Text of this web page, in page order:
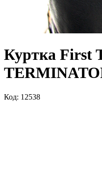
Куртка First
Код: 12538